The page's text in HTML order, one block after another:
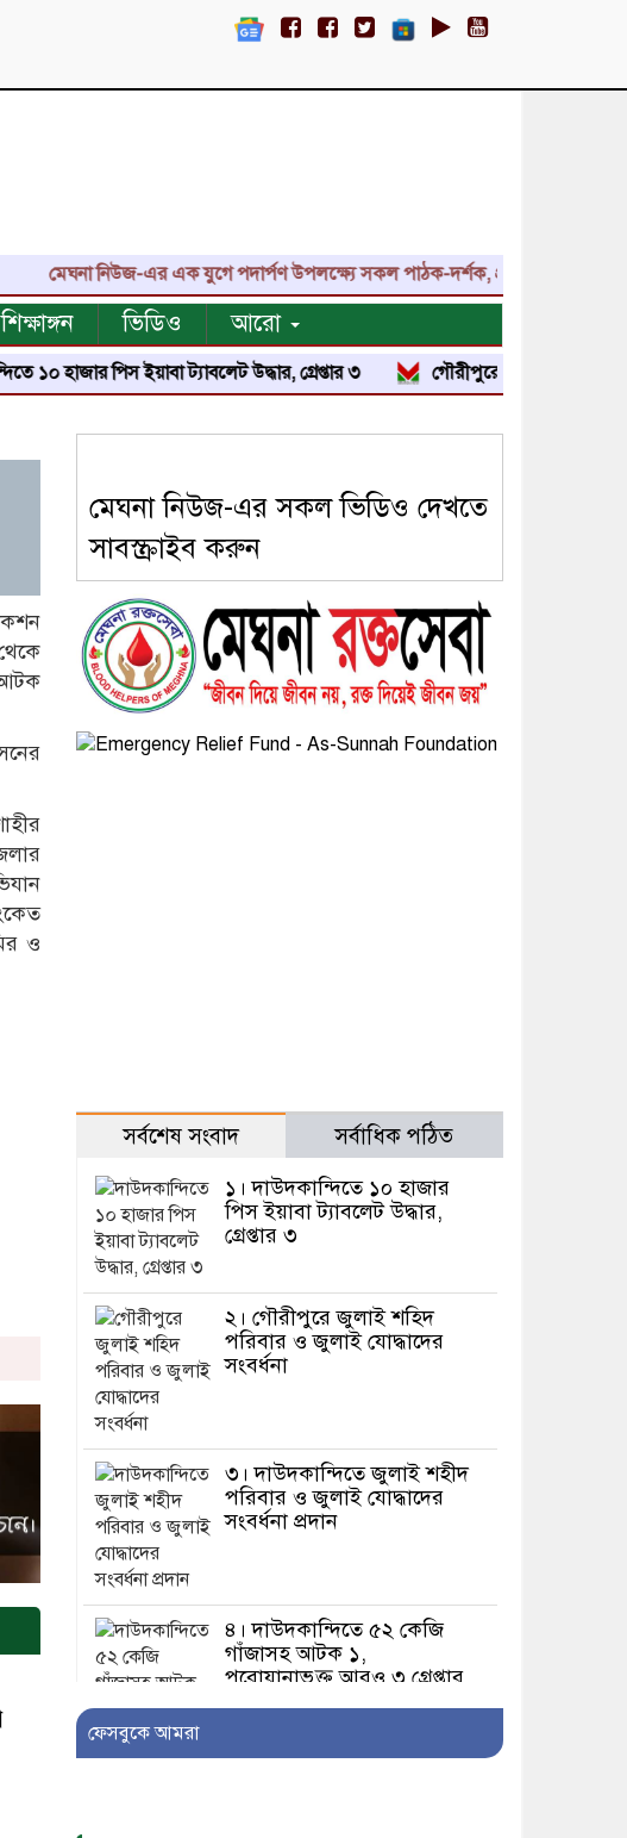
মেঘনা নিউজ-এর এক যুগে পদার্পণ উপলক্ষ্যে সকল পাঠক-দর্শক, প্রতিনিধি, শুভাকাঙ্ক্ষী,
শিক্ষাঙ্গন ভিডিও আরো
পিস ইয়াবা ট্যাবলেট উদ্ধার, গ্রেপ্তার ৩ গৌরীপুরে জুলাই শহিদ পরিবার ও
আটক
ও
মেঘনা নিউজ-এর সকল ভিডিও দেখতে
সাবস্ক্রাইব করুন
সর্বশেষ সংবাদ সর্বাধিক পঠিত
১। দাউদকান্দিতে ১০ হাজার
পিস ইয়াবা ট্যাবলেট উদ্ধার,
গ্রেপ্তার ৩
২। গৌরীপুরে জুলাই শহিদ
পরিবার ও জুলাই যোদ্ধাদের
সংবর্ধনা
৩। দাউদকান্দিতে জুলাই শহীদ
পরিবার ও জুলাই যোদ্ধাদের
সংবর্ধনা প্রদান
৪। দাউদকান্দিতে ৫২ কেজি
গাঁজাসহ আটক ১,
পরোয়ানাভুক্ত আরও ৩ গ্রেপ্তার
ফেসবুকে আমরা